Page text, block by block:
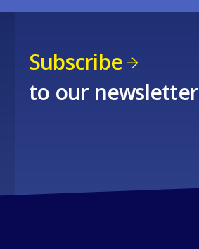
Subscribe
to our newsletter